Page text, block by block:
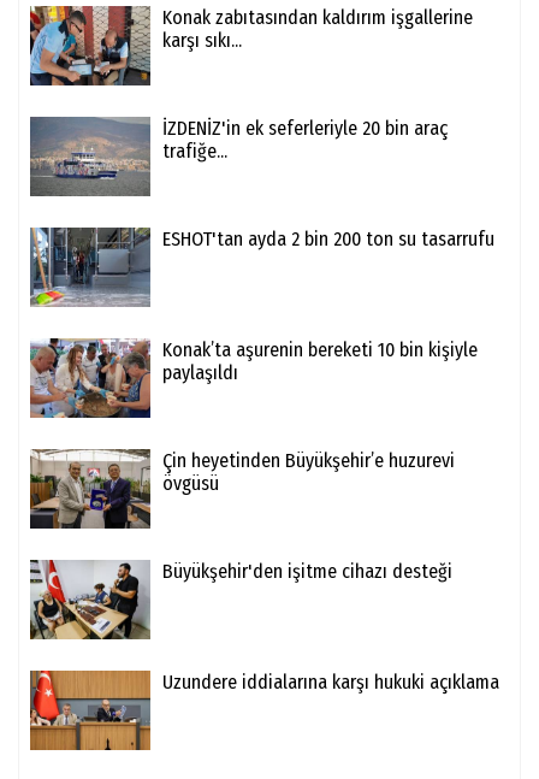
Konak zabıtasından kaldırım işgallerine
karşı sıkı...
İZDENİZ'in ek seferleriyle 20 bin araç
trafiğe...
ESHOT'tan ayda 2 bin 200 ton su tasarrufu
Konak’ta aşurenin bereketi 10 bin kişiyle
paylaşıldı
Çin heyetinden Büyükşehir’e huzurevi
övgüsü
Büyükşehir'den işitme cihazı desteği
Uzundere iddialarına karşı hukuki açıklama